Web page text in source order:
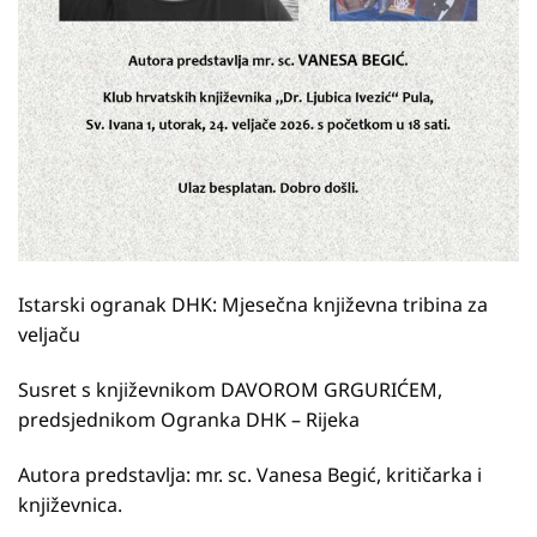
Istarski ogranak DHK: Mjesečna književna tribina za
veljaču
Susret s književnikom DAVOROM GRGURIĆEM,
predsjednikom Ogranka DHK – Rijeka
Autora predstavlja: mr. sc. Vanesa Begić, kritičarka i
književnica.